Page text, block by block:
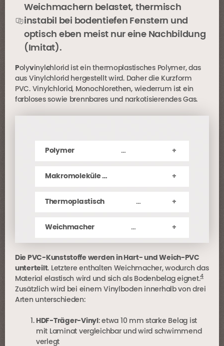
Weichmachern belastet, thermisch
instabil bei bodentiefen Fenstern und
optisch eben meist nur eine Nachbildung
(Imitat).
Polyvinyl chlorid ist ein thermoplastisches Polymer, das
aus Vinylchlorid hergestellt wird. Daher die Kurzform
PVC. Vinylchlorid, Monochlorethen, wiederrum ist ein
farbloses sowie brennbares und narkotisierendes Gas.
Polymer …
Makromoleküle …
Thermoplastisch …
Weichmacher …
Die PVC-Kunststoffe werden in Hart- und Weich-PVC
unterteilt. Letztere enthalten Weichmacher, wodurch das
Material elastisch wird und sich als Bodenbelag eignet.4
Zusätzlich wird bei einem Vinylboden innerhalb von drei
Arten unterschieden:
HDF-Träger-Vinyl : etwa 10 mm starke Belag ist
mit Laminat vergleichbar und wird schwimmend
verlegt